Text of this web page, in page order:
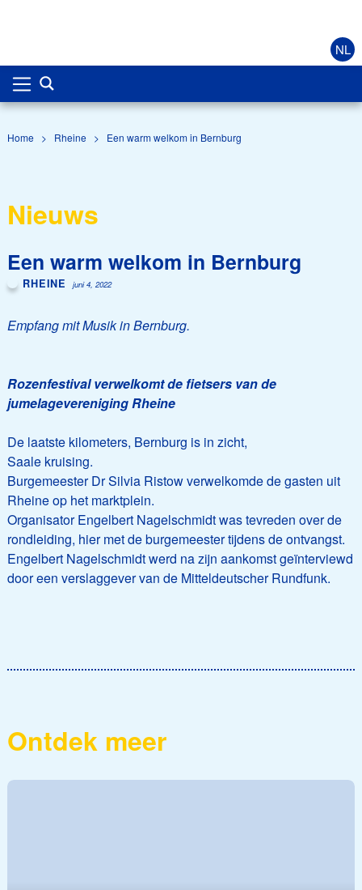
NL
Home > Rheine > Een warm welkom in Bernburg
Nieuws
Een warm welkom in Bernburg
RHEINE juni 4, 2022
Empfang mit Musik in Bernburg.
Rozenfestival verwelkomt de fietsers van de
jumelagevereniging Rheine
De laatste kilometers, Bernburg is in zicht,
Saale kruising.
Burgemeester Dr Silvia Ristow verwelkomde de gasten uit
Rheine op het marktplein.
Organisator Engelbert Nagelschmidt was tevreden over de
rondleiding, hier met de burgemeester tijdens de ontvangst.
Engelbert Nagelschmidt werd na zijn aankomst geïnterviewd
door een verslaggever van de Mitteldeutscher Rundfunk.
Ontdek meer